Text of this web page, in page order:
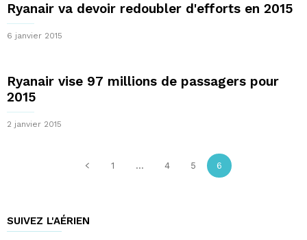
Ryanair va devoir redoubler d'efforts en 2015
6 janvier 2015
Ryanair vise 97 millions de passagers pour
2015
2 janvier 2015
1 ... 4 5 6
SUIVEZ L'AÉRIEN